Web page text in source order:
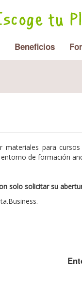
Beneficios
para
de formación
solo solicitar su